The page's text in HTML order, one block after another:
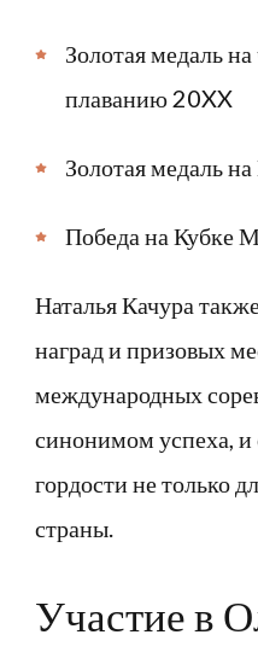
Золотая медаль
плаванию 20XX
Золотая медаль
Победа на Кубке
Наталья Качура
наград и призовых
международных
синонимом успеха, и
гордости не только
страны.
Участие в